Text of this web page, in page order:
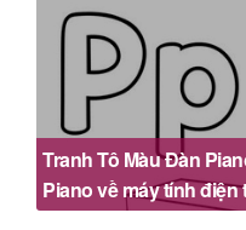
Tranh Tô Màu Đàn
Piano về máy tính điện